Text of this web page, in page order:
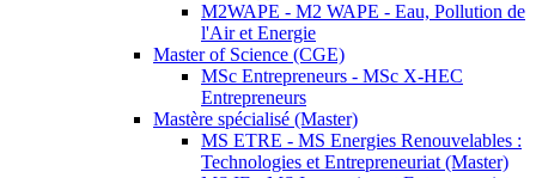
M2WAPE - M2 WAPE - Eau, Pollution de
l'Air et Energie
Master of Science (CGE)
MSc Entrepreneurs - MSc X-HEC
Entrepreneurs
Mastère spécialisé (Master)
MS ETRE - MS Energies Renouvelables :
Technologies et Entrepreneuriat (Master)